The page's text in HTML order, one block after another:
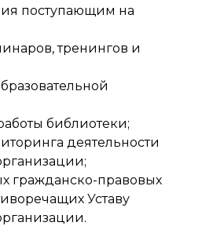
поступающим на
тренингов и
библиотеки;
деятельности
гражданско-правовых
Уставу